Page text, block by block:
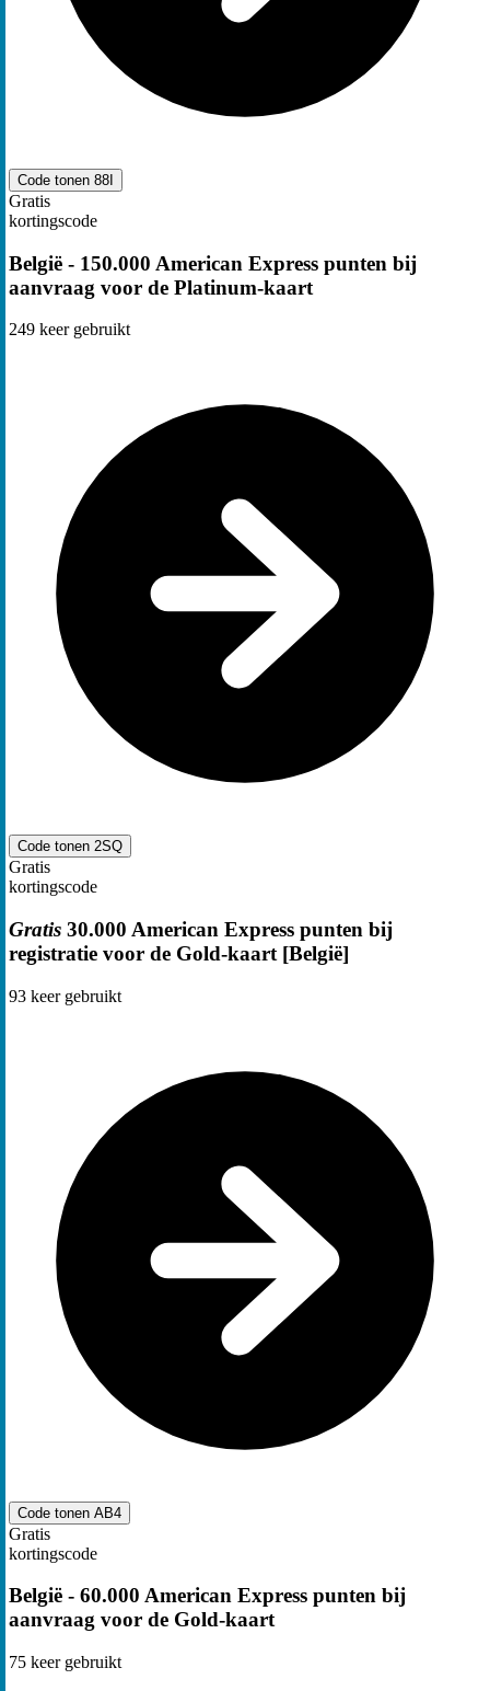
Code tonen 88I
Gratis
kortingscode
België - 150.000 American Express punten bij
aanvraag voor de Platinum-kaart
249 keer gebruikt
Code tonen 2SQ
Gratis
kortingscode
Gratis 30.000 American Express punten bij
registratie voor de Gold-kaart [België]
93 keer gebruikt
Code tonen AB4
Gratis
kortingscode
België - 60.000 American Express punten bij
aanvraag voor de Gold-kaart
75 keer gebruikt